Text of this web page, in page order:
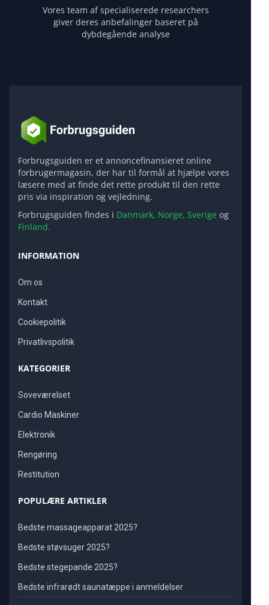
Vores team af specialiserede researchers
giver deres anbefalinger baseret på
dybdegående analyse
Forbrugsguiden er et annoncefinansieret online
forbrugermagasin, der har til formål at hjælpe vores
læsere med at finde det rette produkt til den rette
pris via inspiration og vejledning.
Forbrugsguiden findes i Danmark, Norge, Sverige og
Finland.
INFORMATION
Om os
Kontakt
Cookiepolitik
Privatlivspolitik
KATEGORIER
Soveværelset
Cardio Maskiner
Elektronik
Rengøring
Restitution
POPULÆRE ARTIKLER
Bedste massageapparat 2025?
Bedste støvsuger 2025?
Bedste stegepande 2025?
Bedste infrarødt saunatæppe i anmeldelser